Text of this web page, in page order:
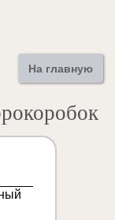
На главную